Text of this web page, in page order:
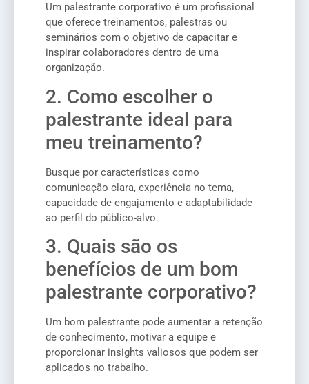
Um palestrante corporativo é um profissional
que oferece treinamentos, palestras ou
seminários com o objetivo de capacitar e
inspirar colaboradores dentro de uma
organização.
2. Como escolher o
palestrante ideal para
meu treinamento?
Busque por características como
comunicação clara, experiência no tema,
capacidade de engajamento e adaptabilidade
ao perfil do público-alvo.
3. Quais são os
benefícios de um bom
palestrante corporativo?
Um bom palestrante pode aumentar a retenção
de conhecimento, motivar a equipe e
proporcionar insights valiosos que podem ser
aplicados no trabalho.